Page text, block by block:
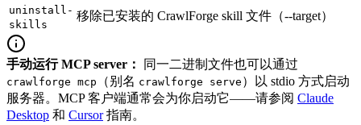
uninstall-
skills
移除已安装的 CrawlForge skill 文件（--target）
手动运行 MCP server： 同一二进制文件也可以通过
crawlforge mcp （别名 crawlforge serve ）以 stdio 方式启动
服务器。MCP 客户端通常会为你启动它——请参阅 Claude
Desktop 和 Cursor指南。